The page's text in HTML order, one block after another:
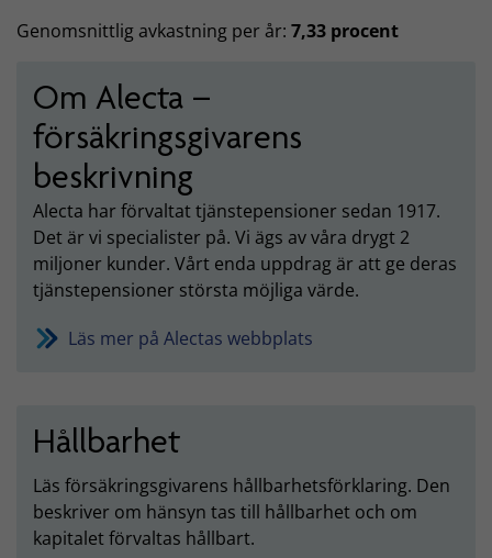
Genomsnittlig avkastning per år: 7,33 procent
Om Alecta –
försäkringsgivarens
beskrivning
Alecta har förvaltat tjänstepensioner sedan 1917.
Det är vi specialister på. Vi ägs av våra drygt 2
miljoner kunder. Vårt enda uppdrag är att ge deras
tjänstepensioner största möjliga värde.
Läs mer på Alectas webbplats
Hållbarhet
Läs försäkringsgivarens hållbarhetsförklaring. Den
beskriver om hänsyn tas till hållbarhet och om
kapitalet förvaltas hållbart.